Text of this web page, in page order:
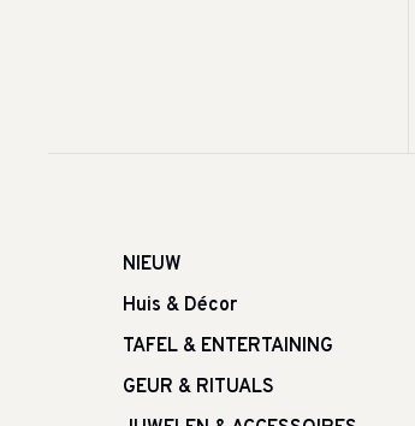
NIEUW
Huis & Décor
TAFEL & ENTERTAINING
GEUR & RITUALS